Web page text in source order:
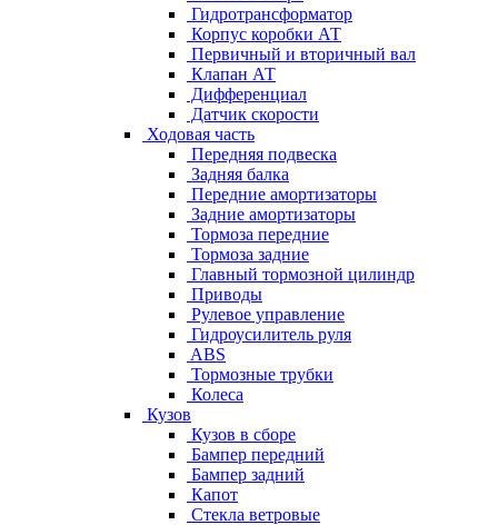
Гидротрансформатор
Корпус коробки АТ
Первичный и вторичный вал
Клапан АТ
Дифференциал
Датчик скорости
Ходовая часть
Передняя подвеска
Задняя балка
Передние амортизаторы
Задние амортизаторы
Тормоза передние
Тормоза задние
Главный тормозной цилиндр
Приводы
Рулевое управление
Гидроусилитель руля
ABS
Тормозные трубки
Колеса
Кузов
Кузов в сборе
Бампер передний
Бампер задний
Капот
Стекла ветровые